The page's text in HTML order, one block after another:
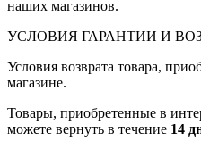
наших магазинов.
УСЛОВИЯ ГАРАНТИИ И
Условия возврата товара,
магазине.
Товары, приобретенные в
можете вернуть в течение 14